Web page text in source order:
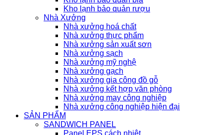
Kho lạnh bảo quản rượu
Nhà Xưởng
Nhà xưởng hoá chất
Nhà xưởng thực phẩm
Nhà xưởng sản xuất sơn
Nhà xưởng sạch
Nhà xưởng mỹ nghệ
Nhà xưởng gạch
Nhà xưởng gia công đồ gỗ
Nhà xưởng kết hợp văn phòng
Nhà xưởng may công nghiệp
Nhà xưởng công nghiệp hiện đại
SẢN PHẨM
SANDWICH PANEL
Panel EPS cách nhiệt